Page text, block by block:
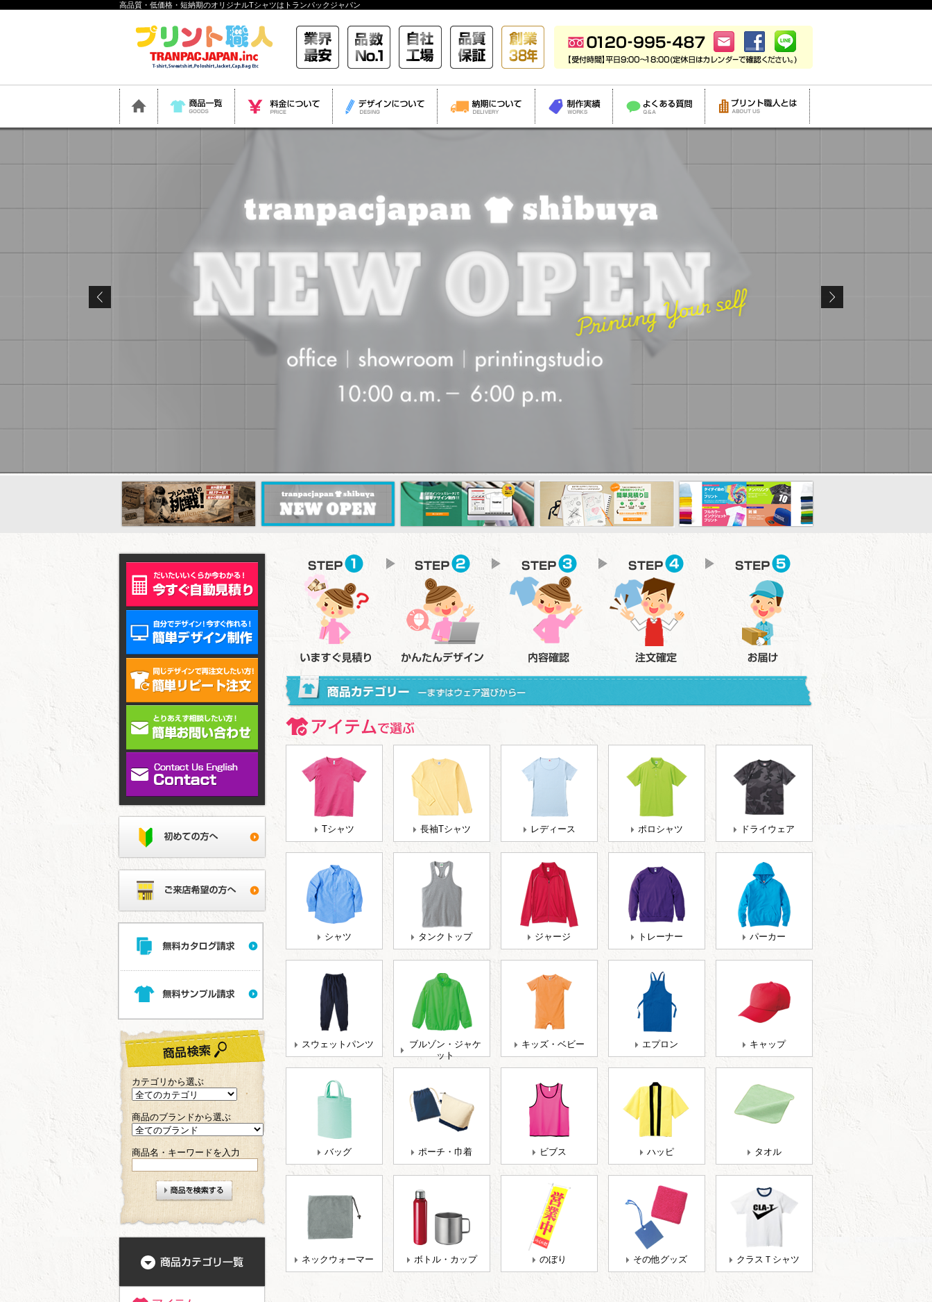
高品質・低価格・短納期のオリジナルTシャツはトランパックジャパン
Tシャツ 長袖Tシャツ レディース ポロシャツ ドライウェア
シャツ タンクトップ ジャージ トレーナー パーカー
スウェットパンツ
ブルゾン・ジャケ
ット
キッズ・ベビー エプロン キャップ
バッグ ポーチ・巾着 ビブス ハッピ タオル
ネックウォーマー ボトル・カップ のぼり その他グッズ クラスＴシャツ
カテゴリから選ぶ
商品のブランドから選ぶ
商品名・キーワードを入力